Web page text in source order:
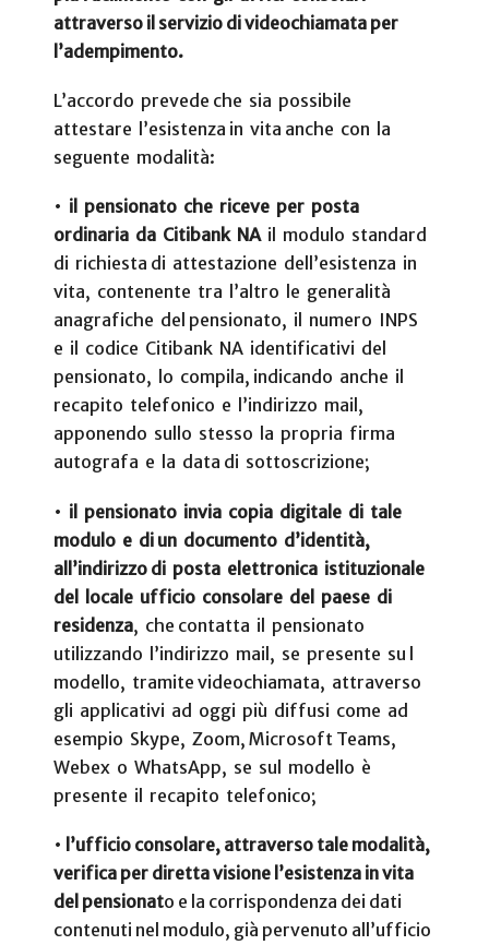
attraverso il servizio di videochiamata per
l’adempimento.
L’accordo prevede che sia possibile
attestare l’esistenza in vita anche con la
seguente modalità:
• il pensionato che riceve per posta
ordinaria da Citibank NA il modulo standard
di richiesta di attestazione dell’esistenza in
vita, contenente tra l’altro le generalità
anagrafiche del pensionato, il numero INPS
e il codice Citibank NA identificativi del
pensionato, lo compila, indicando anche il
recapito telefonico e l’indirizzo mail,
apponendo sullo stesso la propria firma
autografa e la data di sottoscrizione;
• il pensionato invia copia digitale di tale
modulo e di un documento d’identità,
all’indirizzo di posta elettronica istituzionale
del locale ufficio consolare del paese di
residenza, che contatta il pensionato
utilizzando l’indirizzo mail, se presente su l
modello, tramite videochiamata, attraverso
gli applicativi ad oggi più diffusi come ad
esempio Skype, Zoom, Microsoft Teams,
Webex o WhatsApp, se sul modello è
presente il recapito telefonico;
• l’ufficio consolare, attraverso tale modalità,
verifica per diretta visione l’esistenza in vita
del pensionato e la corrispondenza dei dati
contenuti nel modulo, già pervenuto all’ufficio